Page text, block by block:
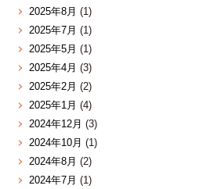
2025年8月 (1)
2025年7月 (1)
2025年5月 (1)
2025年4月 (3)
2025年2月 (2)
2025年1月 (4)
2024年12月 (3)
2024年10月 (1)
2024年8月 (2)
2024年7月 (1)